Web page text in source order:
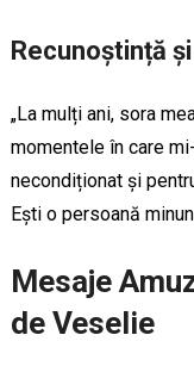
Recunoștință
„La mulți ani, sora
momentele în care
necondiționat și
Ești o persoană
Mesaje
de Veselie